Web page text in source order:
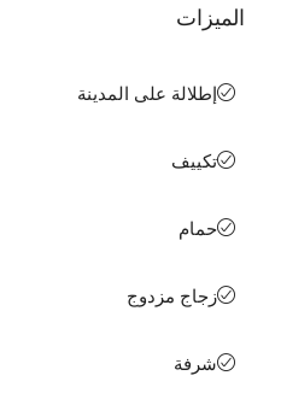
الميزات
إطلالة على المدينة
تكييف
حمام
زجاج مزدوج
شرفة